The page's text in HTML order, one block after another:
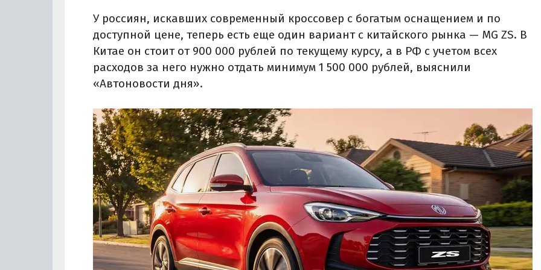
У россиян, искавших современный кроссовер с богатым оснащением и по
доступной цене, теперь есть еще один вариант с китайского рынка — MG ZS. В
Китае он стоит от 900 000 рублей по текущему курсу, а в РФ с учетом всех
расходов за него нужно отдать минимум 1 500 000 рублей, выяснили
«Автоновости дня».